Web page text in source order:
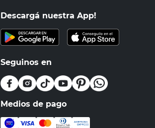
Descargá nuestra App!
Seguinos en
Medios de pago